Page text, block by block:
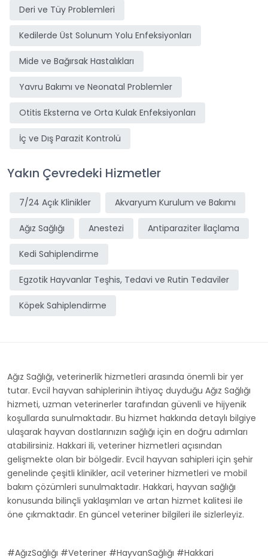
Deri ve Tüy Problemleri
Kedilerde Üst Solunum Yolu Enfeksiyonları
Mide ve Bağırsak Hastalıkları
Yavru Bakımı ve Neonatal Problemler
Otitis Eksterna ve Orta Kulak Enfeksiyonları
İç ve Dış Parazit Kontrolü
Yakın Çevredeki Hizmetler
7/24 Açık Klinikler Akvaryum Kurulum ve Bakımı
Ağız Sağlığı Anestezi Antiparaziter İlaçlama
Kedi Sahiplendirme
Egzotik Hayvanlar Teşhis, Tedavi ve Rutin Tedaviler
Köpek Sahiplendirme
Ağız Sağlığı, veterinerlik hizmetleri arasında önemli bir yer
tutar. Evcil hayvan sahiplerinin ihtiyaç duyduğu Ağız Sağlığı
hizmeti, uzman veterinerler tarafından güvenli ve hijyenik
koşullarda sunulmaktadır. Bu hizmet hakkında detaylı bilgiye
ulaşarak hayvan dostlarınızın sağlığı için en doğru adımları
atabilirsiniz. Hakkari ili, veteriner hizmetleri açısından
gelişmekte olan bir bölgedir. Evcil hayvan sahipleri için şehir
genelinde çeşitli klinikler, acil veteriner hizmetleri ve mobil
bakım çözümleri sunulmaktadır. Hakkari, hayvan sağlığı
konusunda bilinçli yaklaşımları ve artan hizmet kalitesi ile
öne çıkmaktadır. En güncel veteriner bilgileri ile sizlerleyiz.
#AğızSağlığı #Veteriner #HayvanSağlığı #Hakkari